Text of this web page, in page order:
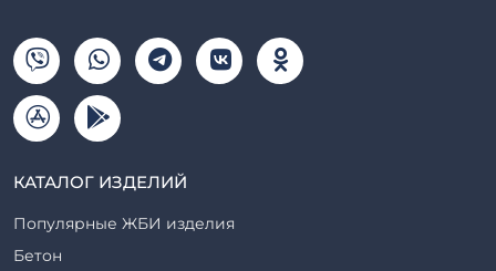
КАТАЛОГ ИЗДЕЛИЙ
Популярные ЖБИ изделия
Бетон